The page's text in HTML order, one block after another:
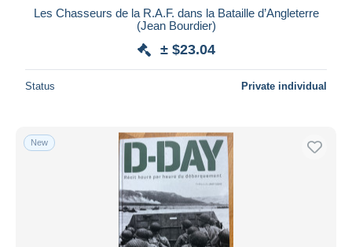
Les Chasseurs de la R.A.F. dans la Bataille d’Angleterre
(Jean Bourdier)
± $23.04
Status Private individual
New